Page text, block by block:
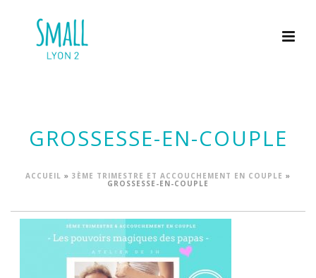
GROSSESSE-EN-COUPLE
ACCUEIL » 3ÈME TRIMESTRE ET ACCOUCHEMENT EN COUPLE »
GROSSESSE-EN-COUPLE